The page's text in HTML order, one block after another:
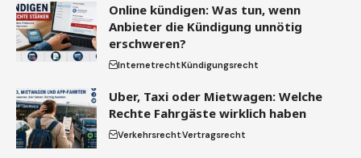
Online kündigen: Was tun, wenn
Anbieter die Kündigung unnötig
erschweren?
InternetrechtKündigungsrecht
Uber, Taxi oder Mietwagen: Welche
Rechte Fahrgäste wirklich haben
VerkehrsrechtVertragsrecht